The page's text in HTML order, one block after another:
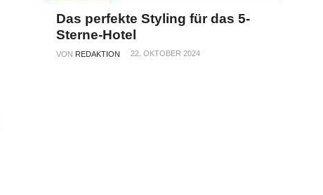
Das perfekte Styling für das 5-
Sterne-Hotel
VON REDAKTION 22. OKTOBER 2024